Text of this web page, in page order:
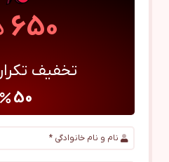
650
تخفیف
50
percent
نام و نام خانوادگی *